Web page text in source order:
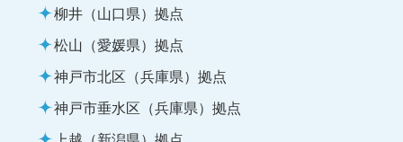
柳井（山口県）拠点
松山（愛媛県）拠点
神戸市北区（兵庫県）拠点
神戸市垂水区（兵庫県）拠点